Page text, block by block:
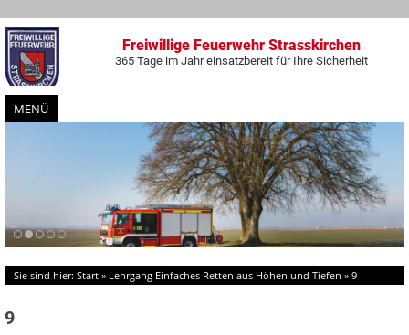
Freiwillige Feuerwehr Strasskirchen
365 Tage im Jahr einsatzbereit für Ihre Sicherheit
MENÜ
Zum
Inhalt
springen
Sie sind hier: Start » Lehrgang Einfaches Retten aus Höhen und Tiefen » 9
9